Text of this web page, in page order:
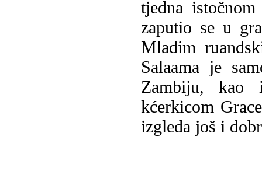
tjedna
zaputio se u
Mladim
Salaama je
Zambiju, kao
kćerkicom
izgleda još i